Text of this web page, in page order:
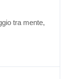
tra mente,